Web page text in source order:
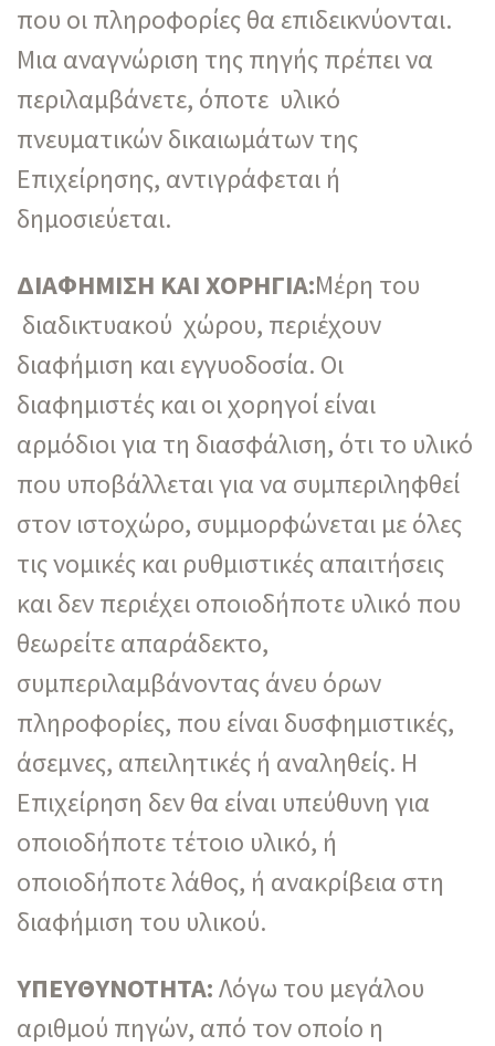
που οι πληροφορίες θα επιδεικνύονται.
Μια αναγνώριση της πηγής πρέπει να
περιλαμβάνετε, όποτε υλικό
πνευματικών δικαιωμάτων της
Επιχείρησης, αντιγράφεται ή
δημοσιεύεται.
ΔΙΑΦΗΜΙΣΗ ΚΑΙ ΧΟΡΗΓΙΑ:Μέρη του
διαδικτυακού χώρου, περιέχουν
διαφήμιση και εγγυοδοσία. Οι
διαφημιστές και οι χορηγοί είναι
αρμόδιοι για τη διασφάλιση, ότι το υλικό
που υποβάλλεται για να συμπεριληφθεί
στον ιστοχώρο, συμμορφώνεται με όλες
τις νομικές και ρυθμιστικές απαιτήσεις
και δεν περιέχει οποιοδήποτε υλικό που
θεωρείτε απαράδεκτο,
συμπεριλαμβάνοντας άνευ όρων
πληροφορίες, που είναι δυσφημιστικές,
άσεμνες, απειλητικές ή αναληθείς. Η
Επιχείρηση δεν θα είναι υπεύθυνη για
οποιοδήποτε τέτοιο υλικό, ή
οποιοδήποτε λάθος, ή ανακρίβεια στη
διαφήμιση του υλικού.
ΥΠΕΥΘΥΝΟΤΗΤΑ:Λόγω του μεγάλου
αριθμού πηγών, από τον οποίο η